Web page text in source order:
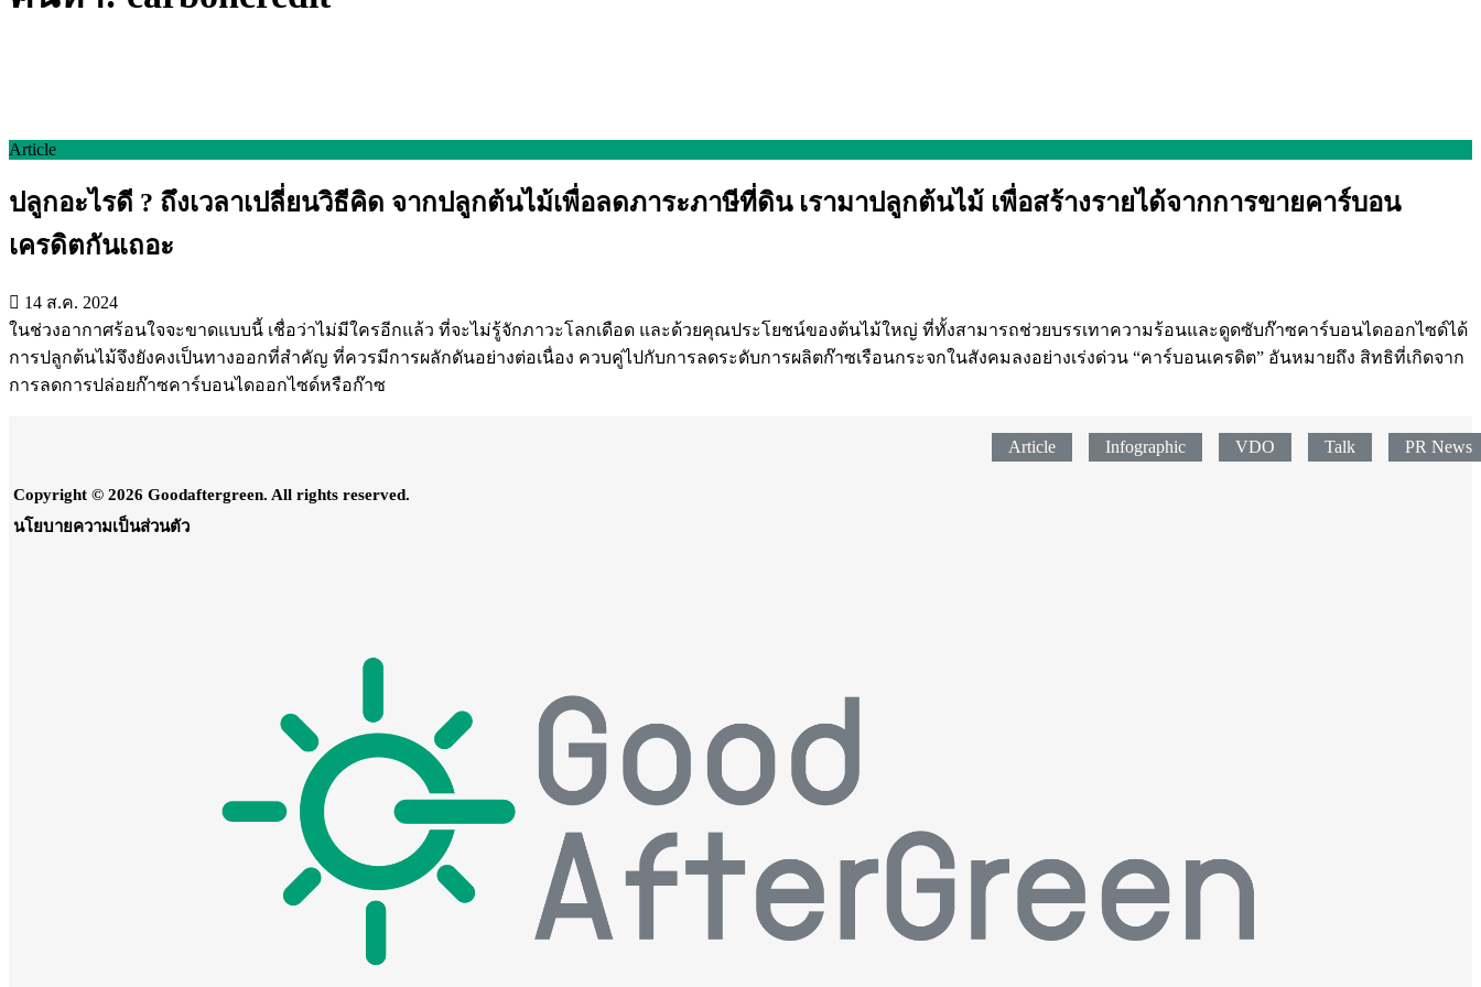
Article
ปลูกอะไรดี ? ถึงเวลาเปลี่ยนวิธีคิด จากปลูกต้นไม้เพื่อลดภาระภาษีที่ดิน เรามาปลูกต้นไม้ เพื่อสร้างรายได้จากการขายคาร์บอน
เครดิตกันเถอะ
14 ส.ค. 2024
ในช่วงอากาศร้อนใจจะขาดแบบนี้ เชื่อว่าไม่มีใครอีกแล้ว ที่จะไม่รู้จักภาวะโลกเดือด และด้วยคุณประโยชน์ของต้นไม้ใหญ่ ที่ทั้งสามารถช่วยบรรเทาความร้อนและดูดซับก๊าซคาร์บอนไดออกไซด์ได้
การปลูกต้นไม้จึงยังคงเป็นทางออกที่สำคัญ ที่ควรมีการผลักดันอย่างต่อเนื่อง ควบคู่ไปกับการลดระดับการผลิตก๊าซเรือนกระจกในสังคมลงอย่างเร่งด่วน “คาร์บอนเครดิต” อันหมายถึง สิทธิที่เกิดจาก
การลดการปล่อยก๊าซคาร์บอนไดออกไซด์หรือก๊าซ
Article Infographic VDO Talk PR News
Copyright © 2026 Goodaftergreen. All rights reserved.
นโยบายความเป็นส่วนตัว